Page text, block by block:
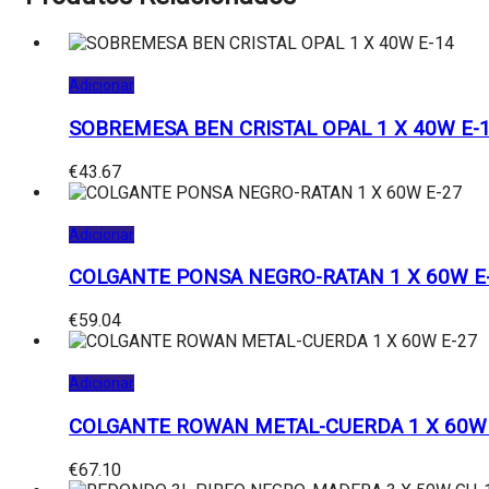
Adicionar
SOBREMESA BEN CRISTAL OPAL 1 X 40W E-
€43.67
Adicionar
COLGANTE PONSA NEGRO-RATAN 1 X 60W
€59.04
Adicionar
COLGANTE ROWAN METAL-CUERDA 1 X
€67.10